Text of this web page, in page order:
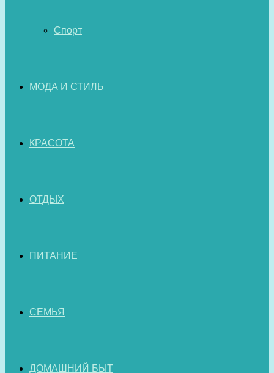
Спорт
МОДА И СТИЛЬ
КРАСОТА
ОТДЫХ
ПИТАНИЕ
СЕМЬЯ
ДОМАШНИЙ БЫТ